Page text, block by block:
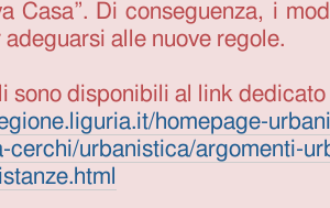
Casa”. Di conseguenza, i
alle nuove regole.
sono disponibili al link
homepage-
cerchi/urbanistica/argomenti-